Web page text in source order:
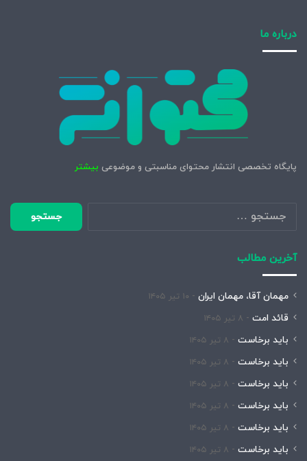
درباره ما
پایگاه تخصصی انتشار محتوای مناسبتی و موضوعی بیشتر
جستجو
برای:
آخرین مطالب
مهمان آقا، مهمان ایران ۱۰ تیر ۱۴۰۵
قائد امت ۸ تیر ۱۴۰۵
باید برخاست ۸ تیر ۱۴۰۵
باید برخاست ۸ تیر ۱۴۰۵
باید برخاست ۸ تیر ۱۴۰۵
باید برخاست ۸ تیر ۱۴۰۵
باید برخاست ۸ تیر ۱۴۰۵
باید برخاست ۸ تیر ۱۴۰۵